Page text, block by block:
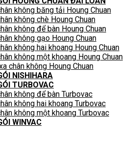
không băng tải Houng Chuan
không chè Houng Chuan
không để bàn Houng Chuan
không gạo Houng Chuan
không hai khoang Houng Chuan
không một khoang Houng Chuan
chân không Houng Chuan
NISHIHARA
TURBOVAC
không để bàn Turbovac
không hai khoang Turbovac
không một khoang Turbovac
WINVAC